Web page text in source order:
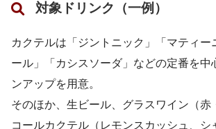
対象ドリンク（一例）
カクテルは「ジントニック」「マティー
ール」「カシスソーダ」などの定番を中
ンアップを用意。
そのほか、生ビール、グラスワイン（赤
コールカクテル（レモンスカッシュ、シ